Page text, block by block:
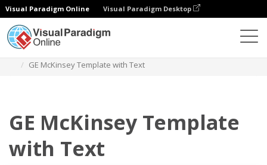
Visual Paradigm Online Visual Paradigm Desktop
GE McKinsey Template with Text
GE McKinsey Template
with Text